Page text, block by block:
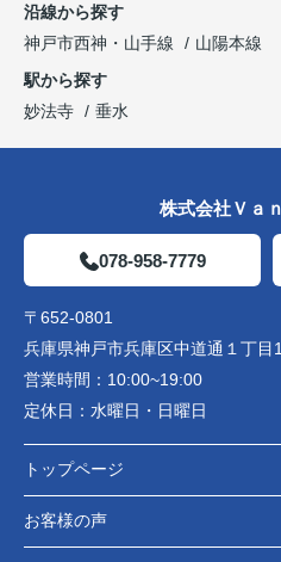
沿線から探す
神戸市西神・山手線
山陽本線
駅から探す
妙法寺
垂水
株式会社Ｖａ
078-958-7779
〒652-0801
兵庫県神戸市兵庫区中道通１丁
営業時間： 10:00~19:00
定休日： 水曜日・日曜日
トップページ
お客様の声